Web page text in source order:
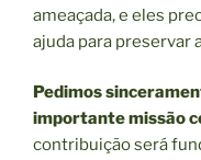
ameaçada, e eles
ajuda para preservar
Pedimos
importante missão
contribuição será